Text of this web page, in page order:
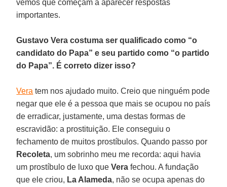
vemos que começam a aparecer respostas
importantes.
Gustavo Vera costuma ser qualificado como “o
candidato do Papa” e seu partido como “o partido
do Papa”. É correto dizer isso?
Vera tem nos ajudado muito. Creio que ninguém pode
negar que ele é a pessoa que mais se ocupou no país
de erradicar, justamente, uma destas formas de
escravidão: a prostituição. Ele conseguiu o
fechamento de muitos prostíbulos. Quando passo por
Recoleta, um sobrinho meu me recorda: aqui havia
um prostíbulo de luxo queVera fechou. A fundação
que ele criou, La Alameda, não se ocupa apenas do